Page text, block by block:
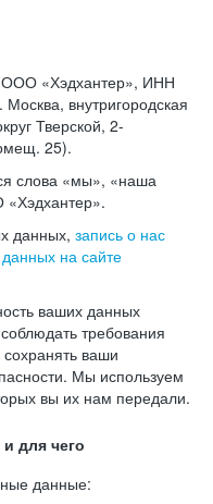
«Хэдхантер», ИНН
внутригородская
Тверской, 2-
25).
слова «мы», «наша
данных, запись о нас
на сайте
ваших данных
требования
ваши
Мы используем
вы их нам передали.
для чего
данные: